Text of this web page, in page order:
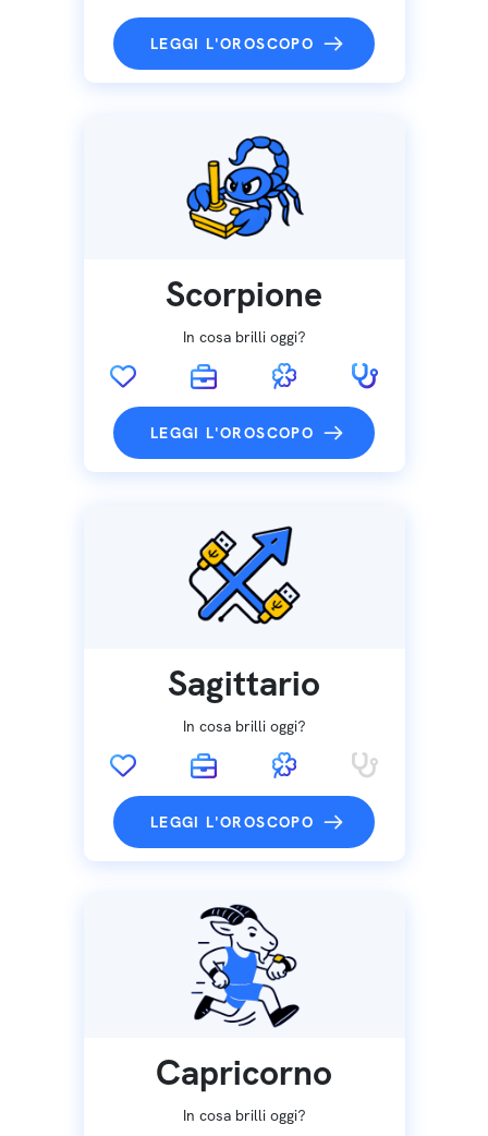
LEGGI L'OROSCOPO
Scorpione
In cosa brilli oggi?
LEGGI L'OROSCOPO
Sagittario
In cosa brilli oggi?
LEGGI L'OROSCOPO
Capricorno
In cosa brilli oggi?